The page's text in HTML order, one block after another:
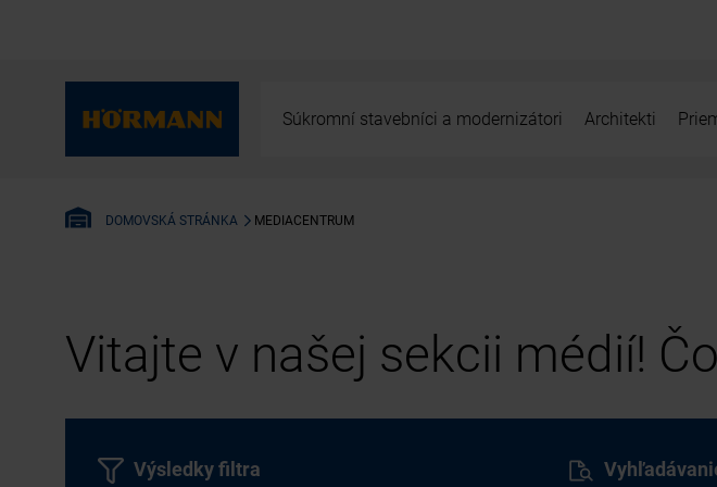
Súkromní stavebníci a modernizátori Architekti
DOMOVSKÁ STRÁNKA MEDIACENTRUM
Vitajte v našej sekcii médií!
Výsledky filtra